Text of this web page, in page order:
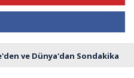
ve Dünya'dan Sondakika